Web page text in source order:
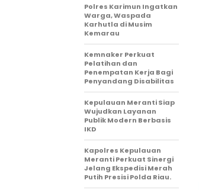
Polres Karimun Ingatkan
Warga, Waspada
Karhutla di Musim
Kemarau
Kemnaker Perkuat
Pelatihan dan
Penempatan Kerja Bagi
Penyandang Disabilitas
Kepulauan Meranti Siap
Wujudkan Layanan
Publik Modern Berbasis
IKD
Kapolres Kepulauan
Meranti Perkuat Sinergi
Jelang Ekspedisi Merah
Putih Presisi Polda Riau.